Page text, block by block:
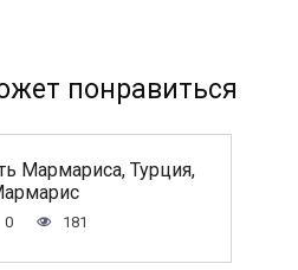
понравиться
Мармариса, Турция,
0 181